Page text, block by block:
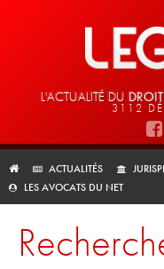
L'ACTUALITÉ DU
3112
ACTUALITÉS
LES AVOCATS DU NET